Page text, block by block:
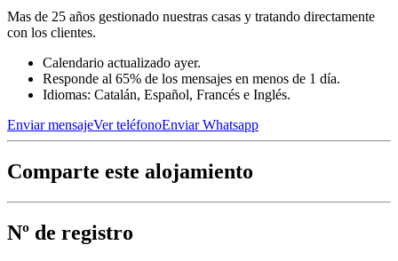
Mas de 25 años gestionado nuestras casas y tratando directamente
con los clientes.
Calendario actualizado ayer.
Responde al 65% de los mensajes en menos de 1 día.
Idiomas: Catalán, Español, Francés e Inglés.
Enviar mensajeVer teléfonoEnviar Whatsapp
Comparte este alojamiento
Nº de registro